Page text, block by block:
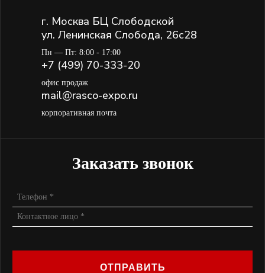
г. Москва БЦ Слободской
ул. Ленинская Слобода, 26с28
Пн — Пт: 8:00 - 17:00
+7 (499) 70-333-20
офис продаж
mail@rasco-expo.ru
корпоративная почта
Заказать звонок
ОТПРАВИТЬ